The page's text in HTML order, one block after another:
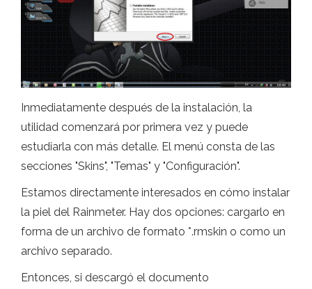
Inmediatamente después de la instalación, la
utilidad comenzará por primera vez y puede
estudiarla con más detalle. El menú consta de las
secciones "Skins", "Temas" y "Configuración".
Estamos directamente interesados ​​en cómo instalar
la piel del Rainmeter. Hay dos opciones: cargarlo en
forma de un archivo de formato *.rmskin o como un
archivo separado.
Entonces, si descargó el documento